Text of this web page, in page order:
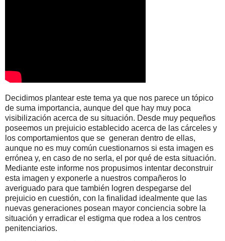
Decidimos plantear este tema ya que nos parece un tópico
de suma importancia, aunque del que hay muy poca
visibilización acerca de su situación. Desde muy pequeños
poseemos un prejuicio establecido acerca de las cárceles y
los comportamientos que se generan dentro de ellas,
aunque no es muy común cuestionarnos si esta imagen es
errónea y, en caso de no serla, el por qué de esta situación.
Mediante este informe nos propusimos intentar deconstruir
esta imagen y exponerle a nuestros compañeros lo
averiguado para que también logren despegarse del
prejuicio en cuestión, con la finalidad idealmente que las
nuevas generaciones posean mayor conciencia sobre la
situación y erradicar el estigma que rodea a los centros
penitenciarios.